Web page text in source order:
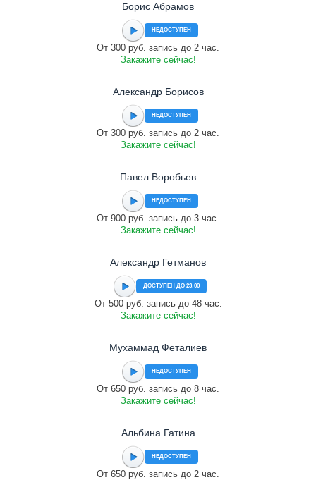
Борис Абрамов
НЕДОСТУПЕН
От 300 руб. запись до 2 час.
Закажите сейчас!
Александр Борисов
НЕДОСТУПЕН
От 300 руб. запись до 2 час.
Закажите сейчас!
Павел Воробьев
НЕДОСТУПЕН
От 900 руб. запись до 3 час.
Закажите сейчас!
Александр Гетманов
ДОСТУПЕН ДО 23:00
От 500 руб. запись до 48 час.
Закажите сейчас!
Мухаммад Феталиев
НЕДОСТУПЕН
От 650 руб. запись до 8 час.
Закажите сейчас!
Альбина Гатина
НЕДОСТУПЕН
От 650 руб. запись до 2 час.